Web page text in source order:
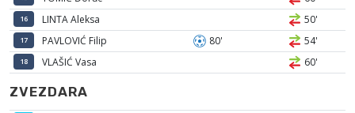
16 LINTA Aleksa 50'
17 PAVLOVIĆ Filip 80' 54'
18 VLAŠIĆ Vasa 60'
ZVEZDARA